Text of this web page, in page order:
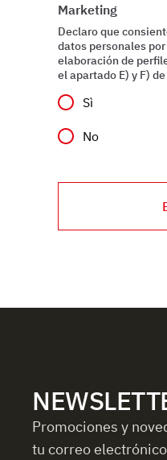
contenuti ed annunci, per
media e per analizzare il
inoltre informazioni sul
nostro sito con i nostri
dei dati web, pubblicità e
che hanno raccolto dal
Marketing
Declaro que
datos personales
elaboración de
el apartado E) y F)
Sì
No
Promociones y
tu correo electrónico